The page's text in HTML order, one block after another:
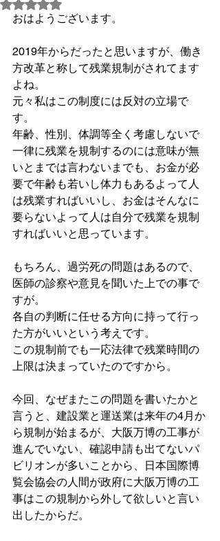
5つ星のうちNaNと評価されています。
おはようございます。
2019年からだったと思いますが、働き
方改革と称して残業規制がされてます
よね。
元々私はこの制度には反対の立場で
す。
年齢、性別、体調等全く考慮しないで
一律に残業を規制するのには意味が無
いとまでは言わないまでも、お金が必
要で年齢も若いし体力もあるよって人
は残業すればいいし、お金はそんなに
要らないよって人は自分で残業を規制
すればいいと思っています。
もちろん、過労死の問題はあるので、
医師の診察や意見を聞いた上での事で
すが。
各自の判断に任せる方向に持って行っ
た方がいいという考えです。
この規制前でも一応法律で残業時間の
上限は決まっていたのですから。
今回、なぜまたこの問題を書いたかと
言うと、建設業と運送業は来年の4月か
ら規制が始まるが、大阪万博の工事が
進んでいない、確認申請も出てないパ
ビリオンが多いことから、日本国際博
覧会協会の人間が政府に大阪万博の工
事はこの規制から外して欲しいと言い
出したからだ。